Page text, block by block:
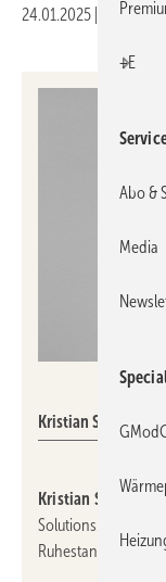
24.01.2025
Kristian Strand
Kristian Strand
Solutions. Er
Ruhestand geht.
+E
Abo &
Media